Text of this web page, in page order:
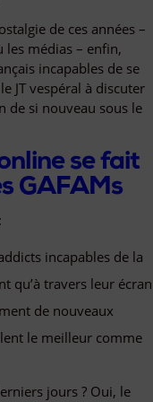
de ces années –
médias – enfin,
incapables de se
JT vespéral à discuter
de si nouveau sous le
se fait
GAFAMs
incapables de la
qu’à travers leur écran
de nouveaux
le meilleur comme
jours ? Oui, le